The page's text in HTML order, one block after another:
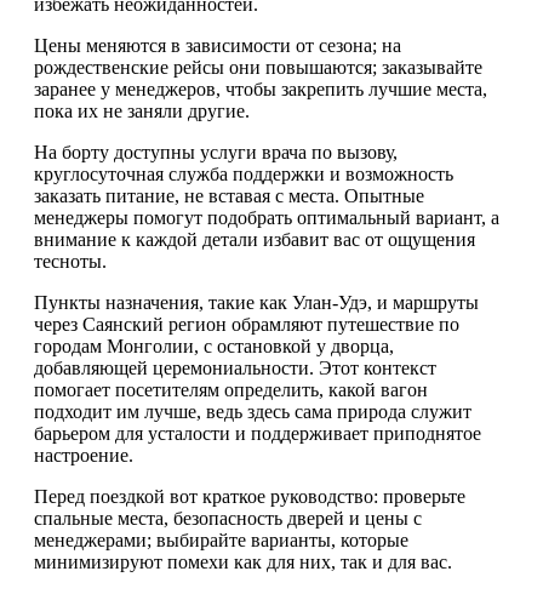
Цены меняются в зависимости от сезона; на
рождественские рейсы они повышаются; заказывайте
заранее у менеджеров, чтобы закрепить лучшие места,
пока их не заняли другие.
На борту доступны услуги врача по вызову,
круглосуточная служба поддержки и возможность
заказать питание, не вставая с места. Опытные
менеджеры помогут подобрать оптимальный вариант, а
внимание к каждой детали избавит вас от ощущения
тесноты.
Пункты назначения, такие как Улан-Удэ, и маршруты
через Саянский регион обрамляют путешествие по
городам Монголии, с остановкой у дворца,
добавляющей церемониальности. Этот контекст
помогает посетителям определить, какой вагон
подходит им лучше, ведь здесь сама природа служит
барьером для усталости и поддерживает приподнятое
настроение.
Перед поездкой вот краткое руководство: проверьте
спальные места, безопасность дверей и цены с
менеджерами; выбирайте варианты, которые
минимизируют помехи как для них, так и для вас.